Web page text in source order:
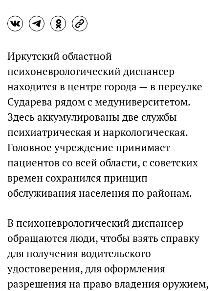
Иркутский областной
психоневрологический диспансер
находится в центре города — в переулке
Сударева рядом с медуниверситетом.
Здесь аккумулированы две службы —
психиатрическая и наркологическая.
Головное учреждение принимает
пациентов со всей области, с советских
времен сохранился принцип
обслуживания населения по районам.
В психоневрологический диспансер
обращаются люди, чтобы взять справку
для получения водительского
удостоверения, для оформления
разрешения на право владения оружием,